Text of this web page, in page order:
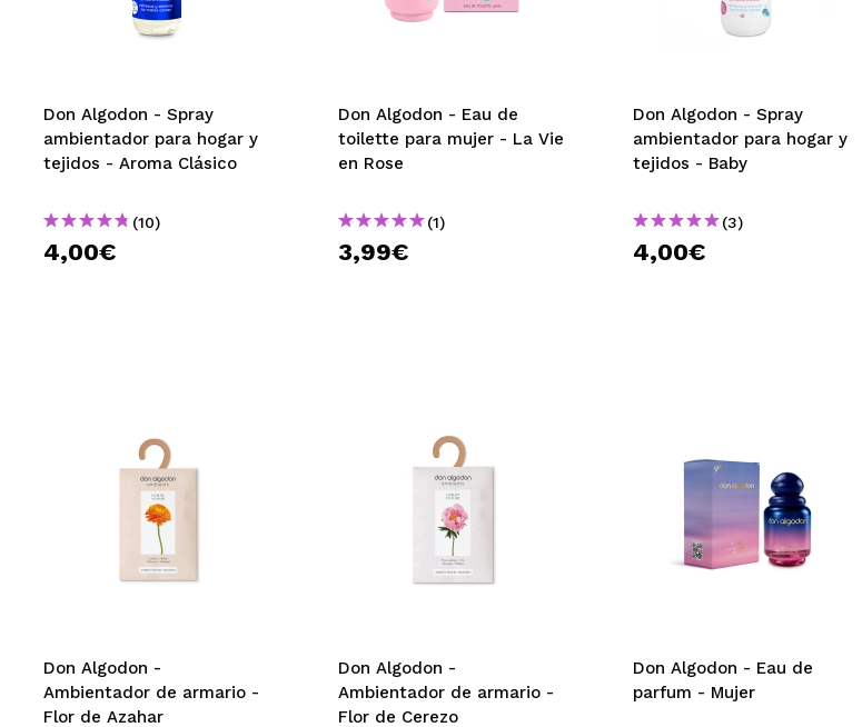
MAQUIFARMA
TRAVEL SIZE
NATURE
OFERTAS
Don Algodon - Spray
ambientador para hogar y
tejidos - Aroma Clásico
(10)
4,00€
Don Algodon - Eau de
toilette para mujer - La Vie
en Rose
(1)
3,99€
Don Algodon - Spray
ambientador para hogar y
tejidos - Baby
(3)
4,00€
Don Algodon -
Ambientador de armario -
Flor de Azahar
Don Algodon -
Ambientador de armario -
Flor de Cerezo
Don Algodon - Eau de
parfum - Mujer